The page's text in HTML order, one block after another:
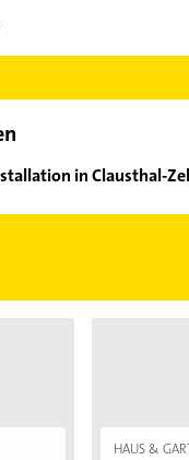
in Clausthal-
finden Sie alle
HAUS &